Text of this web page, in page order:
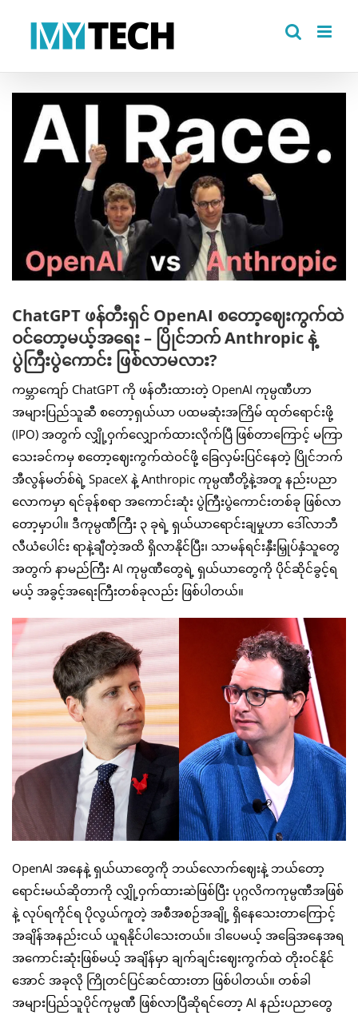
Larger
Image
ChatGPT ဖန်တီးရှင် OpenAI စတော့ဈေးကွက်ထဲ
ဝင်တော့မယ့်အရေး – ပြိုင်ဘက် Anthropic နဲ့
ပွဲကြီးပွဲကောင်း ဖြစ်လာမလား?
ကမ္ဘာကျော် ChatGPT ကို ဖန်တီးထားတဲ့ OpenAI ကုမ္ပဏီဟာ
အများပြည်သူဆီ စတော့ရှယ်ယာ ပထမဆုံးအကြိမ် ထုတ်ရောင်းဖို့
(IPO) အတွက် လျှို့ဝှက်လျှောက်ထားလိုက်ပြီ ဖြစ်တာကြောင့် မကြာ
သေးခင်ကမှ စတော့ဈေးကွက်ထဲဝင်ဖို့ ခြေလှမ်းပြင်နေတဲ့ ပြိုင်ဘက်
အီလွန်မတ်စ်ရဲ့ SpaceX နဲ့ Anthropic ကုမ္ပဏီတို့နဲ့အတူ နည်းပညာ
လောကမှာ ရင်ခုန်စရာ အကောင်းဆုံး ပွဲကြီးပွဲကောင်းတစ်ခု ဖြစ်လာ
တော့မှာပါ။ ဒီကုမ္ပဏီကြီး ၃ ခုရဲ့ ရှယ်ယာရောင်းချမှုဟာ ဒေါ်လာဘီ
လီယံပေါင်း ရာနဲ့ချီတဲ့အထိ ရှိလာနိုင်ပြီး၊ သာမန်ရင်းနှီးမြှုပ်နှံသူတွေ
အတွက် နာမည်ကြီး AI ကုမ္ပဏီတွေရဲ့ ရှယ်ယာတွေကို ပိုင်ဆိုင်ခွင့်ရ
မယ့် အခွင့်အရေးကြီးတစ်ခုလည်း ဖြစ်ပါတယ်။
OpenAI အနေနဲ့ ရှယ်ယာတွေကို ဘယ်လောက်ဈေးနဲ့ ဘယ်တော့
ရောင်းမယ်ဆိုတာကို လျှို့ဝှက်ထားဆဲဖြစ်ပြီး ပုဂ္ဂလိကကုမ္ပဏီအဖြစ်
နဲ့ လုပ်ရကိုင်ရ ပိုလွယ်ကူတဲ့ အစီအစဉ်အချို့ ရှိနေသေးတာကြောင့်
အချိန်အနည်းငယ် ယူရနိုင်ပါသေးတယ်။ ဒါပေမယ့် အခြေအနေအရ
အကောင်းဆုံးဖြစ်မယ့် အချိန်မှာ ချက်ချင်းဈေးကွက်ထဲ တိုးဝင်နိုင်
အောင် အခုလို ကြိုတင်ပြင်ဆင်ထားတာ ဖြစ်ပါတယ်။ တစ်ခါ
အများပြည်သူပိုင်ကုမ္ပဏီ ဖြစ်လာပြီဆိုရင်တော့ AI နည်းပညာတွေ